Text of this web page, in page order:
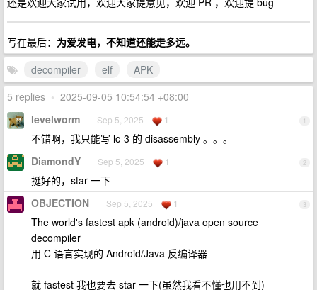
写在最后： 为爱发电，不知道还能走多远。
decompiler
elf
APK
5 replies • 2025-09-05 10:54:54 +08:00
1
levelworm Sep 5, 2025 1
不错啊，我只能写 lc-3 的 disassembly 。。。
2
DiamondY Sep 5, 2025 1
挺好的，star 一下
3
OBJECTION Sep 5, 2025 1
The world's fastest apk (android)/java open source
decompiler
用 C 语言实现的 Android/Java 反编译器
就 fastest 我也要去 star 一下(虽然我看不懂也用不到)